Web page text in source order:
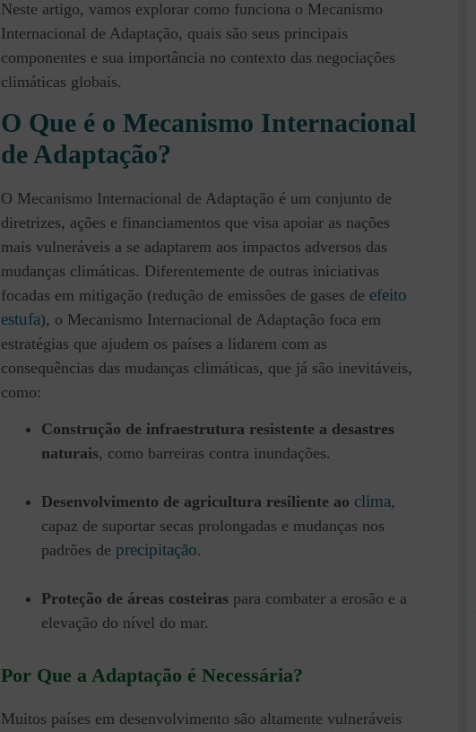
Neste artigo, vamos explorar como funciona o Mecanismo
Internacional de Adaptação, quais são seus principais
componentes e sua importância no contexto das negociações
climáticas globais.
O Que é o Mecanismo Internacional
de Adaptação?
O Mecanismo Internacional de Adaptação é um conjunto de
diretrizes, ações e financiamentos que visa apoiar as nações
mais vulneráveis a se adaptarem aos impactos adversos das
mudanças climáticas. Diferentemente de outras iniciativas
focadas em mitigação (redução de emissões de gases de efeito
estufa), o Mecanismo Internacional de Adaptação foca em
estratégias que ajudem os países a lidarem com as
consequências das mudanças climáticas, que já são inevitáveis,
como:
Construção de infraestrutura resistente a desastres
naturais, como barreiras contra inundações.
Desenvolvimento de agricultura resiliente ao clima,
capaz de suportar secas prolongadas e mudanças nos
padrões de precipitação.
Proteção de áreas costeiras para combater a erosão e a
elevação do nível do mar.
Por Que a Adaptação é Necessária?
Muitos países em desenvolvimento são altamente vulneráveis